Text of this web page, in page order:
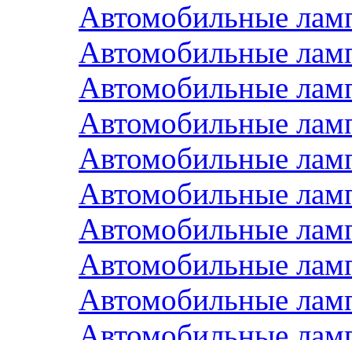
Автомобильные
Автомобильные
Автомобильные
Автомобильные
Автомобильные
Автомобильные
Автомобильные
Автомобильные
Автомобильные